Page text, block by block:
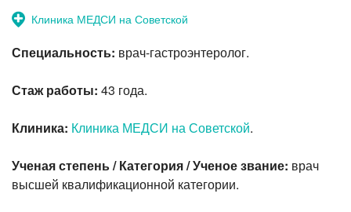
Клиника МЕДСИ на Советской
Специальность: врач-гастроэнтеролог.
Стаж работы: 43 года.
Клиника: Клиника МЕДСИ на Советской.
Ученая степень / Категория / Ученое звание: врач
высшей квалификационной категории.